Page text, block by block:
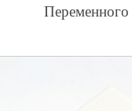
Переменного